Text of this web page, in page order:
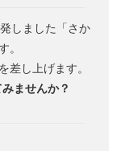
しました「さか
。
差し上げます。
ませんか？